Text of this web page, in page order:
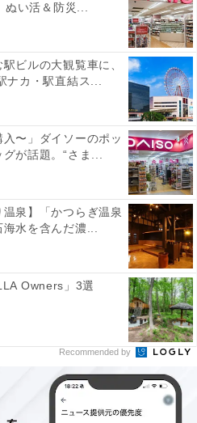
ーメン」は、そもそも同じも
ン
では昔ながら
ば」、それ以外のものを「ラ
様の区別をする店も多いよう
い活＆防災...
ビルの大観覧車に、
ナカ・駅直結ス...
入〜」ダイソーのポッ
が話題。“さま...
温泉】「かつらぎ温泉
水を含んだ濃...
Owners」3選
Recommended by